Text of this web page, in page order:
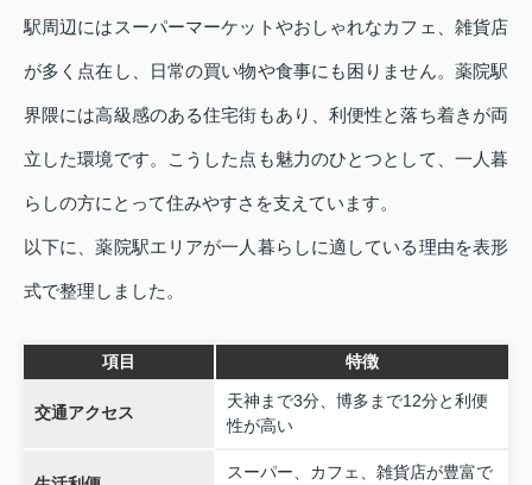
駅周辺にはスーパーマーケットやおしゃれなカフェ、雑貨店
が多く点在し、日常の買い物や食事にも困りません。薬院駅
界隈には高級感のある住宅街もあり、利便性と落ち着きが両
立した環境です。こうした点も魅力のひとつとして、一人暮
らしの方にとって住みやすさを支えています。
以下に、薬院駅エリアが一人暮らしに適している理由を表形
式で整理しました。
項目 特徴
交通アクセス
天神まで3分、博多まで12分と利便
性が高い
スーパー、カフェ、雑貨店が豊富で